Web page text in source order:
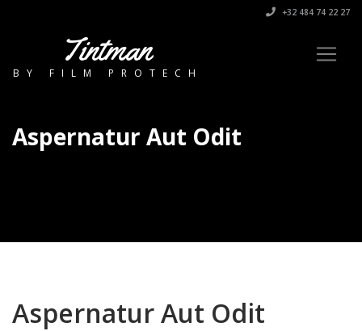
+32 484 74 22 27
Tintman
BY FILM PROTECH
Aspernatur Aut Odit
Aspernatur Aut Odit